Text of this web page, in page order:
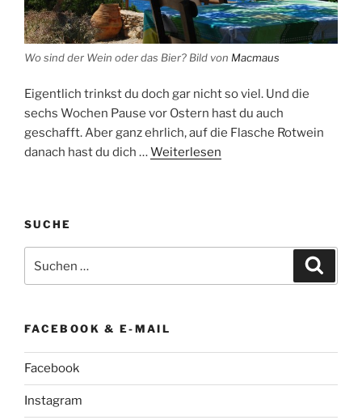
Wo sind der Wein oder das Bier? Bild von Macmaus
Eigentlich trinkst du doch gar nicht so viel. Und die
sechs Wochen Pause vor Ostern hast du auch
geschafft. Aber ganz ehrlich, auf die Flasche Rotwein
danach hast du dich …Weiterlesen
SUCHE
nach:
FACEBOOK & E-MAIL
Facebook
Instagram